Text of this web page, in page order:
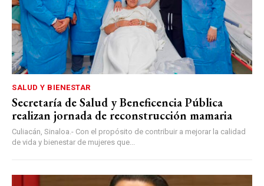
SALUD Y BIENESTAR
Secretaría de Salud y Beneficencia Pública
realizan jornada de reconstrucción mamaria
Culiacán, Sinaloa.- Con el propósito de contribuir a mejorar la calidad
de vida y bienestar de mujeres que...